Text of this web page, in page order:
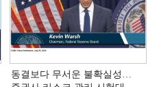
동결보다 무서운 불확실성…